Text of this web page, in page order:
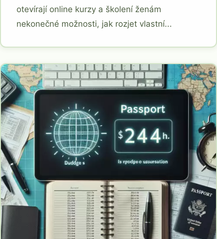
otevírají online kurzy a školení ženám
nekonečné možnosti, jak rozjet vlastní...